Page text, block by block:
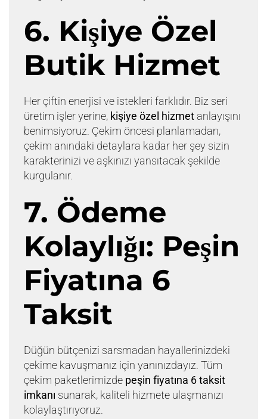
6. Kişiye Özel
Butik Hizmet
Her çiftin enerjisi ve istekleri farklıdır. Biz seri
üretim işler yerine, kişiye özel hizmetanlayışını
benimsiyoruz. Çekim öncesi planlamadan,
çekim anındaki detaylara kadar her şey sizin
karakterinizi ve aşkınızı yansıtacak şekilde
kurgulanır.
7. Ödeme
Kolaylığı: Peşin
Fiyatına 6
Taksit
Düğün bütçenizi sarsmadan hayallerinizdeki
çekime kavuşmanız için yanınızdayız. Tüm
çekim paketlerimizde peşin fiyatına 6 taksit
imkanı sunarak, kaliteli hizmete ulaşmanızı
kolaylaştırıyoruz.